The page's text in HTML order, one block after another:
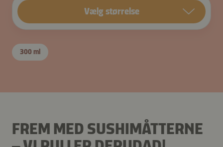
Vælg størrelse
300 ml
FREM MED SUSHIMÅTTERNE